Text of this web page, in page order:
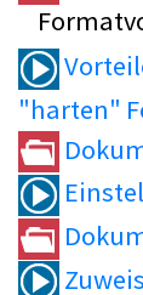
"harten"